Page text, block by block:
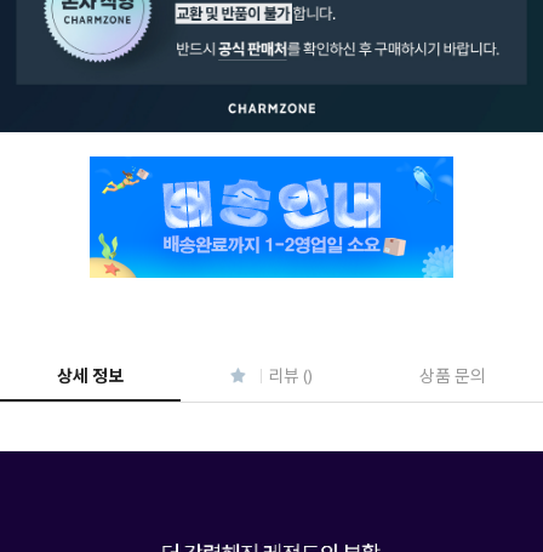
상세 정보 리뷰 () 상품 문의